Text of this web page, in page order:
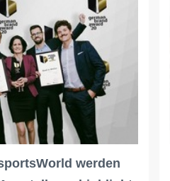
werden